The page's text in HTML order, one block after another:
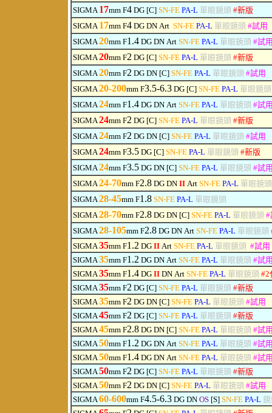
SIGMA17mm F4 DG [C] SN-FEPA-L單眼鏡頭#新版
SIGMA17mm F4 DG DN Art SN-FEPA-L單眼鏡頭#試用
SIGMA20mm F1.4 DG DN Art SN-FEPA-L單眼鏡頭 #試
SIGMA20mm F2 DG [C] SN-FEPA-L單眼鏡頭#新版
SIGMA20mm F2 DG DN [C] SN-FEPA-L單眼鏡頭#試用
SIGMA20-200mm F3.5-6.3 DG [C] SN-FEPA-L單眼鏡
SIGMA24mm F1.4 DG DN Art SN-FEPA-L單眼鏡頭 #試
SIGMA24mm F2 DG [C] SN-FEPA-L單眼鏡頭#新版
SIGMA24mm F2 DG DN [C] SN-FEPA-L單眼鏡頭 #試用
SIGMA24mm F3.5 DG [C] SN-FEPA-L單眼鏡頭#新版
SIGMA24mm F3.5 DG DN [C] SN-FEPA-L單眼鏡頭 #試
SIGMA24-70mm F2.8 DG DN II Art SN-FEPA-L單眼鏡
SIGMA28-45mm F1.8 SN-FEPA-L單眼鏡頭
SIGMA28-70mm F2.8 DG DN [C] SN-FEPA-L單眼鏡頭 #
SIGMA28-105mm F2.8 DG DN Art SN-FEPA-L單眼鏡頭
SIGMA35mm F1.2 DG II Art SN-FEPA-L單眼鏡頭 #試用
SIGMA35mm F1.2 DG DN Art SN-FEPA-L單眼鏡頭 #試
SIGMA35mm F1.4 DG II DN Art SN-FEPA-L單眼鏡頭 #2
SIGMA35mm F2 DG [C] SN-FEPA-L單眼鏡頭#新版
SIGMA35mm F2 DG DN [C] SN-FEPA-L單眼鏡頭 #試用
SIGMA45mm F2 DG [C] SN-FEPA-L單眼鏡頭#新版
SIGMA45mm F2.8 DG DN [C] SN-FEPA-L單眼鏡頭 #試
SIGMA50mm F1.2 DG DN Art SN-FEPA-L單眼鏡頭 #試
SIGMA50mm F1.4 DG DN Art SN-FEPA-L單眼鏡頭 #試
SIGMA50mm F2 DG [C] SN-FEPA-L單眼鏡頭#新版
SIGMA50mm F2 DG DN [C] SN-FEPA-L單眼鏡頭 #試用
SIGMA60-600mm F4.5-6.3 DG DN OS [S] SN-FEPA-L鏡